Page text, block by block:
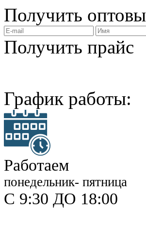
Получить
Получить прайс
График работы:
Работаем
понедельник- пятница
С 9:30 ДО 18:00